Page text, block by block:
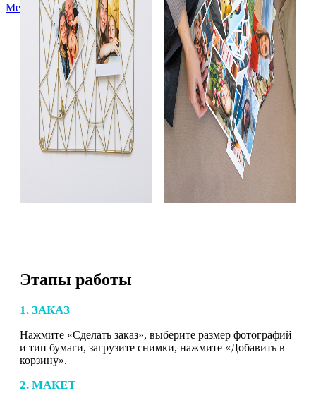
Меню
Этапы работы
1. ЗАКАЗ
Нажмите «Сделать заказ», выберите размер фотографий
и тип бумаги, загрузите снимки, нажмите «Добавить в
корзину».
2. МАКЕТ